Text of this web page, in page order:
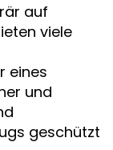
auf
viele
eines
und
geschützt